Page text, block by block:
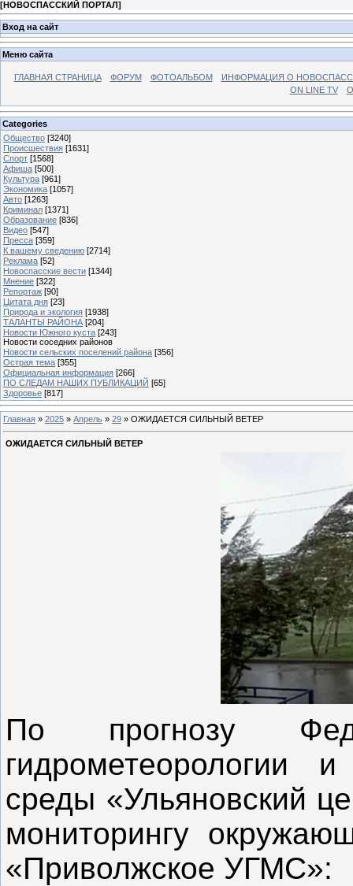
[НОВОСПАССКИЙ ПОРТАЛ]
Вход на сайт
Меню сайта
ГЛАВНАЯ СТРАНИЦА ФОРУМ ФОТОАЛЬБОМ
ИНФОРМАЦИЯ О
ON LINE TV
Categories
Общество [3240]
Происшествия [1631]
Спорт [1568]
Афиша [500]
Культура [961]
Экономика [1057]
Авто [1263]
Криминал [1371]
Образование [836]
Видео [547]
Пресса [359]
К вашему сведению [2714]
Реклама [52]
Новоспасские вести [1344]
Мнение [322]
Репортаж [90]
Цитата дня [23]
Природа и экология [1938]
ТАЛАНТЫ РАЙОНА [204]
Новости Южного куста [243]
Новости соседних районов
Новости сельских поселений района [356]
Острая тема [355]
Официальная информация [266]
ПО СЛЕДАМ НАШИХ ПУБЛИКАЦИЙ [65]
Здоровье [817]
Главная » 2025 » Апрель » 29 » ОЖИДАЕТСЯ СИЛЬНЫЙ ВЕТЕР
ОЖИДАЕТСЯ СИЛЬНЫЙ ВЕТЕР
По прогнозу
гидрометеорологии
среды «Ульяновский
мониторингу
«Приволжское УГМС»: